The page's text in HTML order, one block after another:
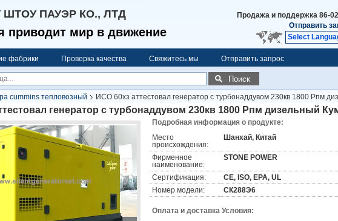
ШТОУ ПАУЭР КО., ЛТД
приводит мир в движение
Продажа и поддержка 86-
Отправить
Select
фабрики Проверка качества Свяжитесь мы Отправить запрос
Поиск
cummins тепловозный
ИСО 60хз аттестовал генератор с турбонаддувом 230кв 1800 Рпм
генератор с турбонаддувом 230кв 1800 Рпм дизельный
Подробная информация о продукте:
Место
происхождения:
Шанхай, Китай
Фирменное
наименование:
STONE POWER
Сертификация:
CE, ISO, EPA, UL
Номер модели:
СК288Э6
Оплата и доставка Условия: